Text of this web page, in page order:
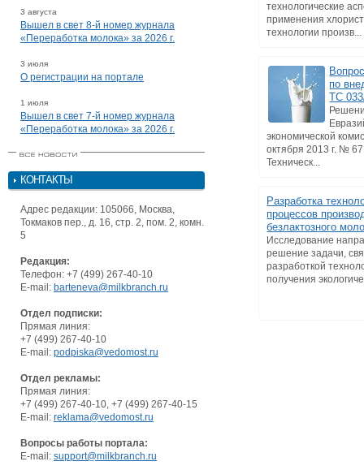
3 августа
Вышел в свет 8-й номер журнала
«Переработка молока» за 2026 г.
3 июля
О регистрации на портале
1 июля
Вышел в свет 7-й номер журнала
«Переработка молока» за 2026 г.
КОНТАКТЫ
Адрес редакции: 105066, Москва,
Токмаков пер., д. 16, стр. 2, пом. 2, комн.
5
Редакция:
Телефон: +7 (499) 267-40-10
E-mail: barteneva@milkbranch.ru
Отдел подписки:
Прямая линия:
+7 (499) 267-40-10
E-mail: podpiska@vedomost.ru
Отдел рекламы:
Прямая линия:
+7 (499) 267-40-10, +7 (499) 267-40-15
E-mail: reklama@vedomost.ru
Вопросы работы портала:
E-mail: support@milkbranch.ru
технологические
применения
технологии произв...
по
ТС
экономической
октября 2013 г. №
Техническ...
Разработка
процессов
безлактозного
Исследование
решение задачи,
разработкой
получения